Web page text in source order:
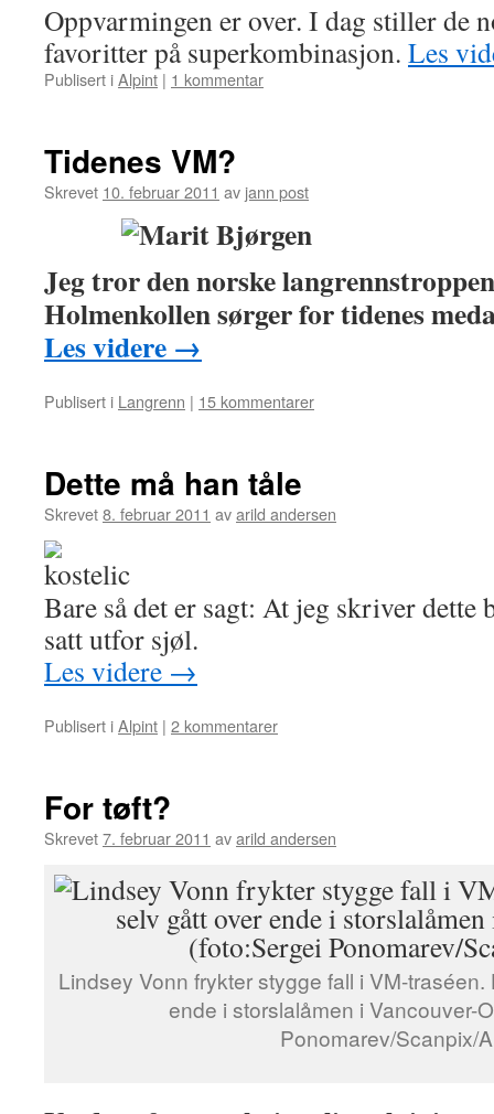
Oppvarmingen er over. I dag stiller de
favoritter på superkombinasjon. Les
Publisert iAlpint | 1 kommentar
Tidenes VM?
Skrevet 10. februar 2011 av jann post
Jeg tror den norske
Holmenkollen sørger for tidenes
Les videre →
Publisert i Langrenn | 15 kommentarer
Dette må han tåle
Skrevet8. februar 2011 avarild andersen
Bare så det er sagt: At jeg skriver
satt utfor sjøl.
Les videre →
Publisert iAlpint | 2 kommentarer
For tøft?
Skrevet7. februar 2011 avarild andersen
Lindsey Vonn frykter stygge fall i VM-
ende i storslalåmen i Vancouver-
Ponomarev/Scanpix/